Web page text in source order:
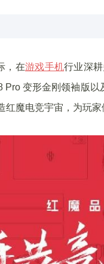
，在游戏手机行业深
变形金刚领袖版以
红魔电竞宇宙，为玩